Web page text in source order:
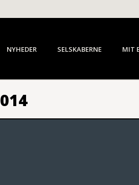
NYHEDER SELSKABERNE MIT